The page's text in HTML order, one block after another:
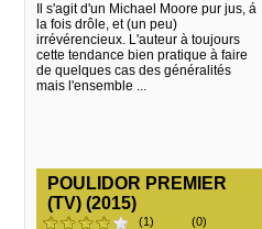
Il s'agit d'un Michael Moore pur jus, á
la fois drôle, et (un peu)
irrévérencieux. L'auteur à toujours
cette tendance bien pratique à faire
de quelques cas des généralités
mais l'ensemble ...
POULIDOR PREMIER
(TV) (2015)
(1)
(0)